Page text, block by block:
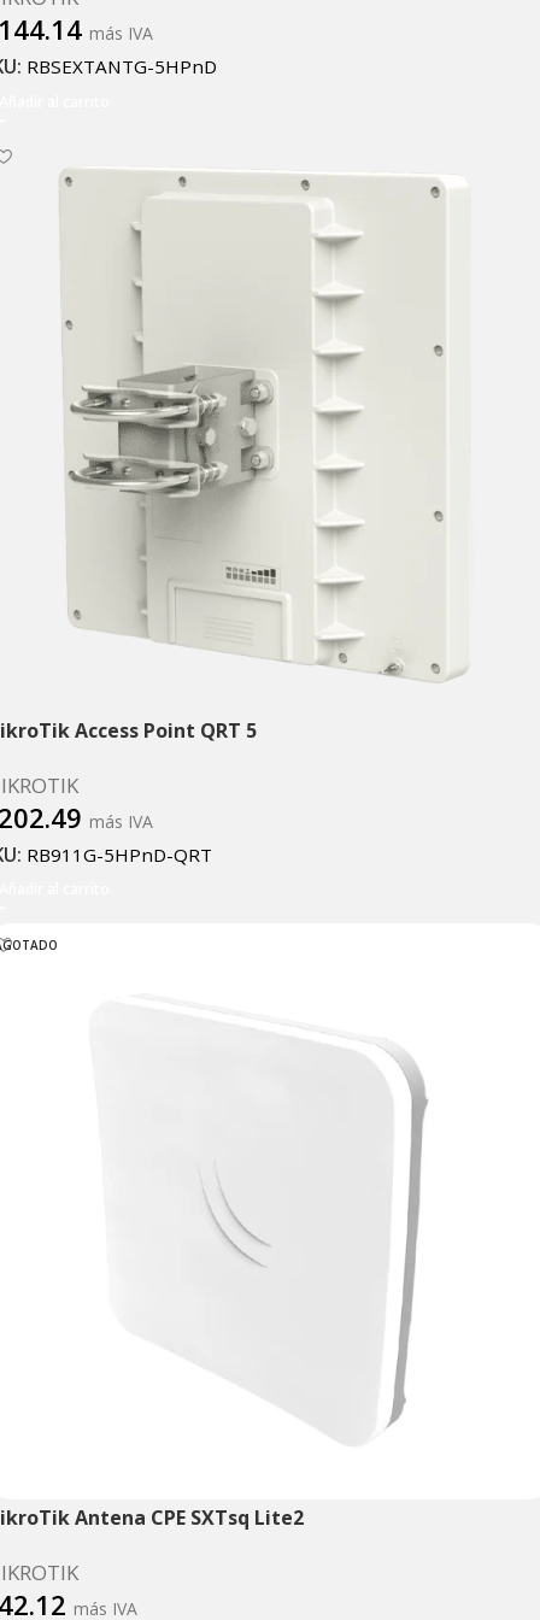
más IVA
RBSEXTANTG-5HPnD
Access Point QRT 5
más IVA
RB911G-5HPnD-QRT
Antena CPE SXTsq Lite2
más IVA